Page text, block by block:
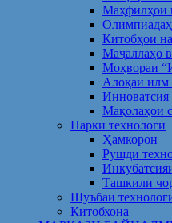
Маҳфилҳои
Китобҳои
Маҷаллаҳо
Моҳвораи
Алоқаи илм
Инноватсия
Мақолаҳои
Парки технологӣ
Ҳамкорон
Рушди
Ташкили
Шуъбаи
Китобхона